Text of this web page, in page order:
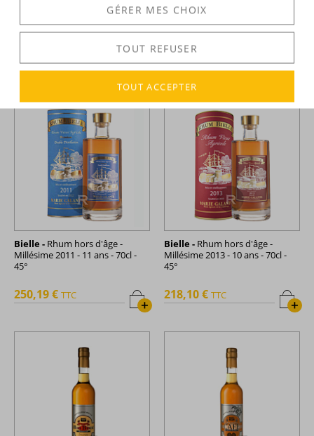
Millésime 2008 - 13 ans -
Carafe - 70cl - 55,1°
+
Millésime 2009 - Brut de fût
Carafe - 70cl - 50,7°
+
815,88 €
Bielle - Rhum hors d'âge -
Millésime 2011 - 11 ans - 70cl -
45°
+
250,19 € TTC
Bielle - Rhum hors d'âge -
Millésime 2013 - 10 ans - 70cl -
45°
+
218,10 € TTC
GÉRER MES CHOIX
TOUT REFUSER
TOUT ACCEPTER